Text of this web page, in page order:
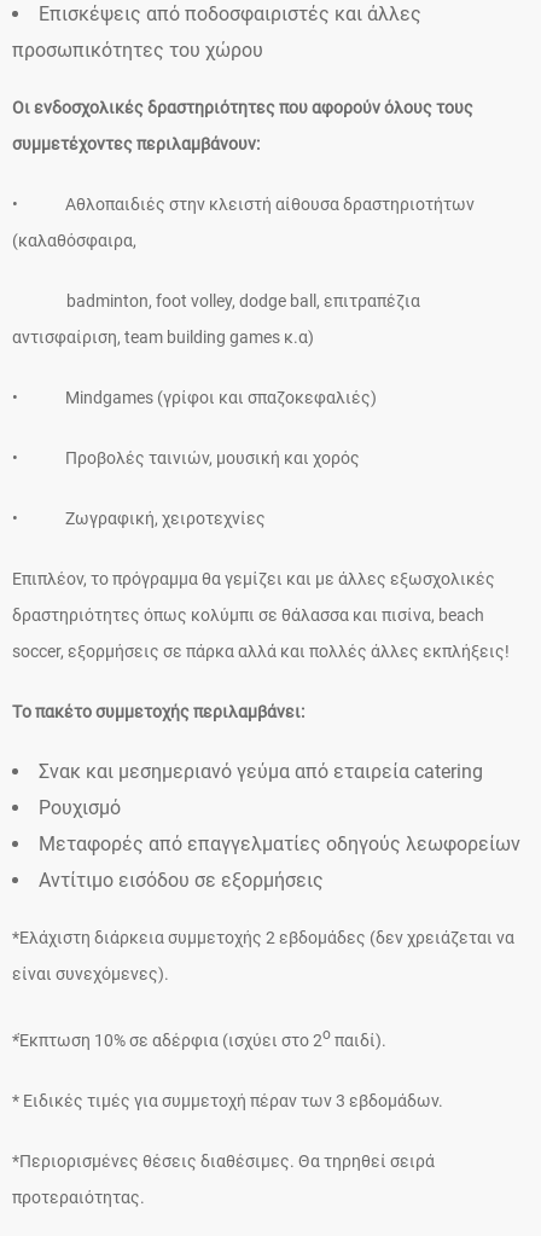
Επισκέψεις από ποδοσφαιριστές και άλλες
προσωπικότητες του χώρου
Οι ενδοσχολικές δραστηριότητες που αφορούν όλους τους
συμμετέχοντες περιλαμβάνουν:
• Αθλοπαιδιές στην κλειστή αίθουσα δραστηριοτήτων
(καλαθόσφαιρα,
badminton, foot volley, dodge ball, επιτραπέζια
αντισφαίριση, team building games κ.α)
• Mindgames (γρίφοι και σπαζοκεφαλιές)
• Προβολές ταινιών, μουσική και χορός
• Ζωγραφική, χειροτεχνίες
Επιπλέον, το πρόγραμμα θα γεμίζει και με άλλες εξωσχολικές
δραστηριότητες όπως κολύμπι σε θάλασσα και πισίνα, beach
soccer, εξορμήσεις σε πάρκα αλλά και πολλές άλλες εκπλήξεις!
Tο πακέτο συμμετοχής περιλαμβάνει:
Σνακ και μεσημεριανό γεύμα από εταιρεία catering
Ρουχισμό
Μεταφορές από επαγγελματίες οδηγούς λεωφορείων
Αντίτιμο εισόδου σε εξορμήσεις
*Ελάχιστη διάρκεια συμμετοχής 2 εβδομάδες (δεν χρειάζεται να
είναι συνεχόμενες).
*Έκπτωση 10% σε αδέρφια (ισχύει στο 2ο παιδί).
* Ειδικές τιμές για συμμετοχή πέραν των 3 εβδομάδων.
*Περιορισμένες θέσεις διαθέσιμες. Θα τηρηθεί σειρά
προτεραιότητας.